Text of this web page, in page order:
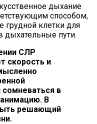
дыхание
способом,
грудной клетки для
дыхательные пути.
СЛР
скорость и
в
В
решающий